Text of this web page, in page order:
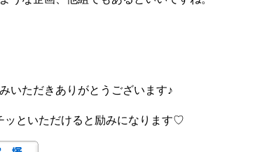
いただきありがとうございます♪
ッといただけると励みになります♡